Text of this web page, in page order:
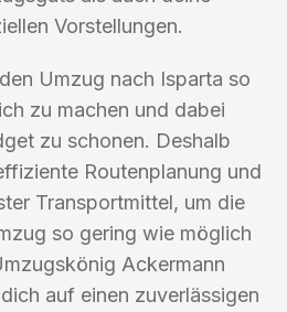
Vorstellungen.
Umzug nach Isparta so
zu machen und dabei
zu schonen. Deshalb
Routenplanung und
Transportmittel, um die
so gering wie möglich
Ackermann
auf einen zuverlässigen